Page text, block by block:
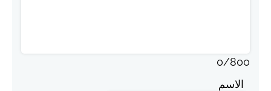
0/800
الاسم